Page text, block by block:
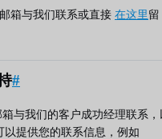
邮箱与我们联系或直接 在这里 留
#
箱与我们的客户成功经理联系，
提供您的联系信息，例如